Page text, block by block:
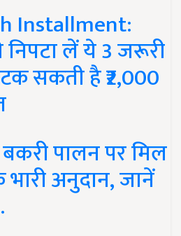
Installment:
लें ये 3 जरूरी
सकती है ₹2,000
पालन पर मिल
अनुदान, जानें